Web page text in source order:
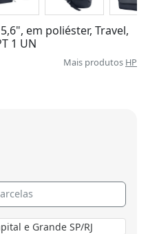
em poliéster, Travel,
1 UN
Mais produtos HP
e Grande SP/RJ